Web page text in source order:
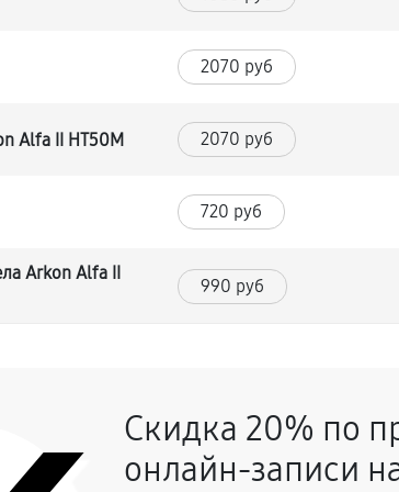
2070 руб
Alfa II HT50M 2070 руб
720 руб
Arkon Alfa II
990 руб
720 руб
Скидка 20% по
онлайн-записи